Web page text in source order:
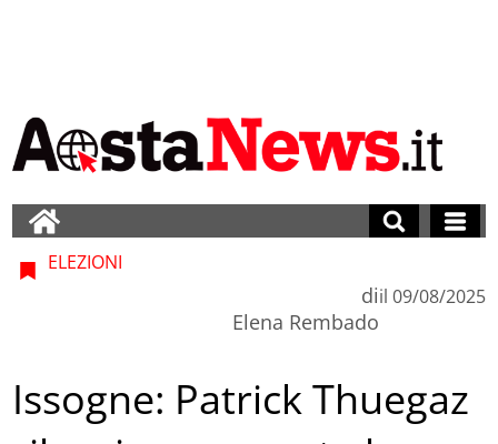
ELEZIONI
di
Elena Rembado
il 09/08/2025
Issogne: Patrick Thuegaz